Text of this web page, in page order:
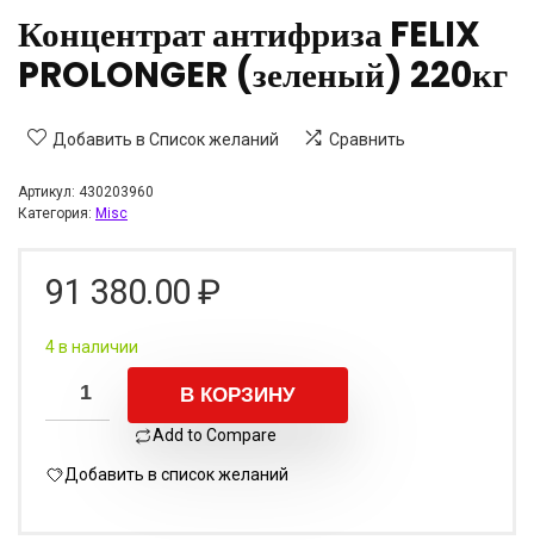
Концентрат антифриза FELIX
PROLONGER (зеленый) 220кг
Добавить в Список желаний Сравнить
Артикул: 430203960
Категория: Misc
91 380.00 ₽
4 в наличии
В КОРЗИНУ
Add to Compare
Добавить в список желаний